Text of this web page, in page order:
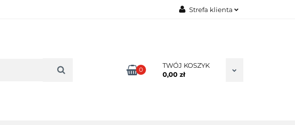
Strefa klienta
Dodaj zgłoszenie
0
TWÓJ KOSZYK
0,00 zł